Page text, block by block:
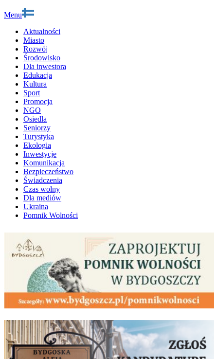
Menu
Aktualności
Miasto
Rozwój
Środowisko
Dla inwestora
Edukacja
Kultura
Sport
Promocja
NGO
Osiedla
Seniorzy
Turystyka
Ekologia
Inwestycje
Komunikacja
Bezpieczeństwo
Świadczenia
Czas wolny
Dla mediów
Ukraina
Pomnik Wolności